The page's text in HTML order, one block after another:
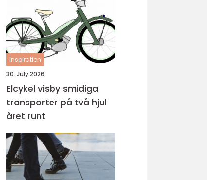
inspiration
30. July 2026
Elcykel visby smidiga
transporter på två hjul
året runt